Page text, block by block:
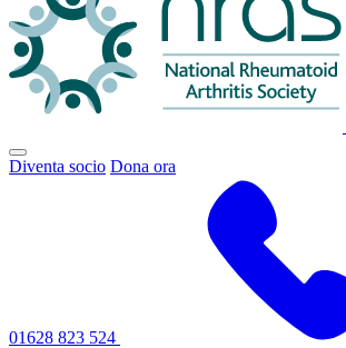
Fai
clic
Diventa socio Dona ora
01628 823 524